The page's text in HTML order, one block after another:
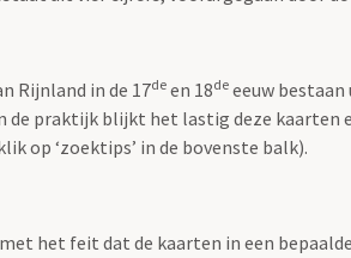
Rijnland in de 17de en 18de eeuw
praktijk blijkt het lastig deze kaarten
op ‘zoektips’ in de bovenste balk).
het feit dat de kaarten in een